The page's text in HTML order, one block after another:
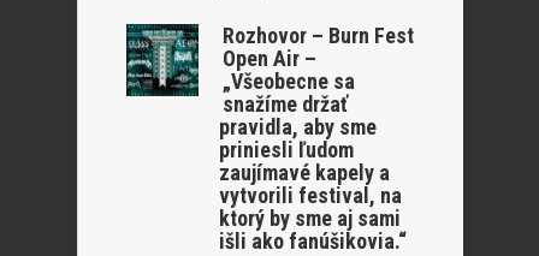
Rozhovor – Burn Fest
Open Air –
„Všeobecne sa
snažíme držať
pravidla, aby sme
priniesli ľudom
zaujímavé kapely a
vytvorili festival, na
ktorý by sme aj sami
išli ako fanúšikovia.“